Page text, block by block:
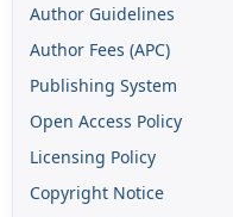
Author Guidelines
Author Fees (APC)
Publishing System
Open Access Policy
Licensing Policy
Copyright Notice